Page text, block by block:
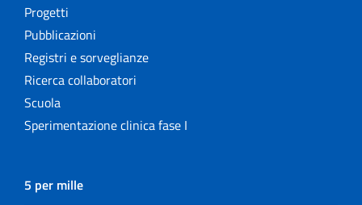
Progetti
Pubblicazioni
Registri e sorveglianze
Ricerca collaboratori
Scuola
Sperimentazione clinica fase I
5 per mille